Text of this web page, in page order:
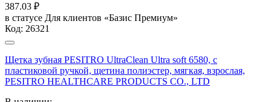
387.03 ₽
в статусе Для клиентов «Базис Премиум»
Код: 26321
Щетка зубная PESITRO UltraClean Ultra soft 6580, с
пластиковой ручкой, щетина полиэстер, мягкая, взрослая,
PESITRO HEALTHCARE PRODUCTS CO., LTD